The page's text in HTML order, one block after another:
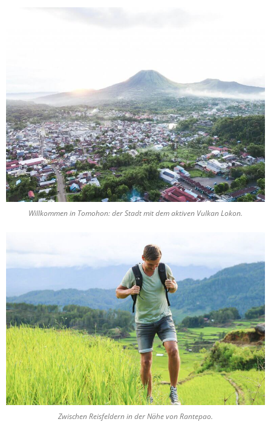
Willkommen in Tomohon: der Stadt mit dem aktiven Vulkan Lokon.
Zwischen Reisfeldern in der Nähe von Rantepao.